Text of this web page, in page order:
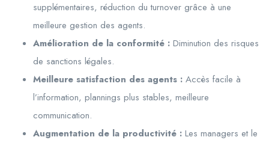
supplémentaires, réduction du turnover grâce à une
meilleure gestion des agents.
Amélioration de la conformité : Diminution des risques
de sanctions légales.
Meilleure satisfaction des agents : Accès facile à
l’information, plannings plus stables, meilleure
communication.
Augmentation de la productivité : Les managers et le